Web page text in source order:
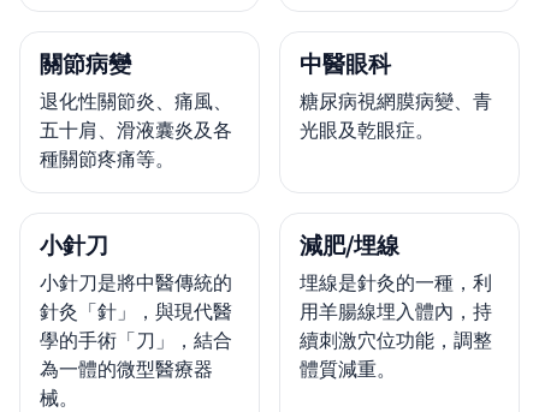
關節病變
退化性關節炎、痛風、
五十肩、滑液囊炎及各
種關節疼痛等。
中醫眼科
糖尿病視網膜病變、青
光眼及乾眼症。
小針刀
小針刀是將中醫傳統的
針灸「針」，與現代醫
學的手術「刀」，結合
為一體的微型醫療器
械。
減肥/埋線
埋線是針灸的一種，利
用羊腸線埋入體內，持
續刺激穴位功能，調整
體質減重。